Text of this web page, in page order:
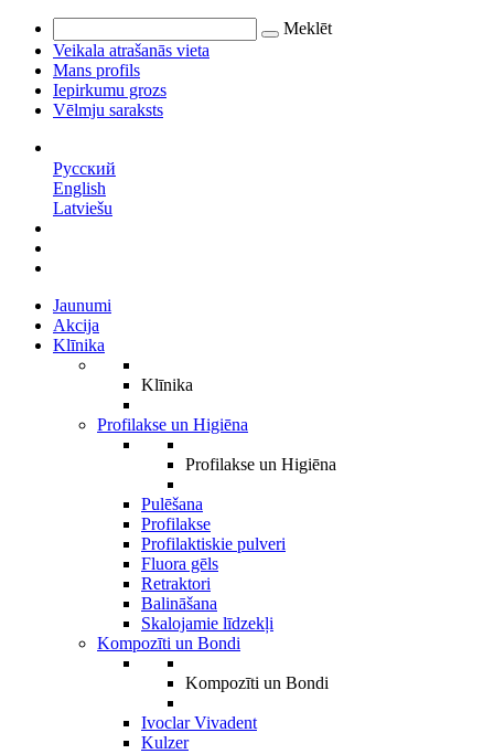
Meklēt
Veikala atrašanās vieta
Mans profils
Iepirkumu grozs
Vēlmju saraksts
Русский
English
Latviešu
Jaunumi
Akcija
Klīnika
Klīnika
Profilakse un Higiēna
Profilakse un Higiēna
Pulēšana
Profilakse
Profilaktiskie pulveri
Fluora gēls
Retraktori
Balināšana
Skalojamie līdzekļi
Kompozīti un Bondi
Kompozīti un Bondi
Ivoclar Vivadent
Kulzer